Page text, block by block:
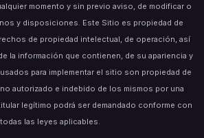
momento y sin previo aviso, de modificar o
y disposiciones. Este Sitio es propiedad de
de propiedad intelectual, de operación, así
la información que contienen, de su apariencia y
para implementar el sitio son propiedad de
autorizado e indebido de los mismos por una
legítimo podrá ser demandado conforme con
todas las leyes aplicables.